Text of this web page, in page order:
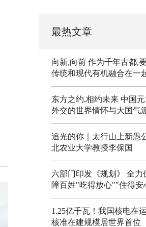
最热文章
向新,向前 作为千年古都,
传统和现代有机融合在一
东方之约,相约未来 中国
外交的世界情怀与大国气
追光的你｜太行山上新愚
北农业大学教授李保国
六部门印发《规划》 全力
障百姓"吃得放心""住得安
1.25亿千瓦！我国核电在
核准在建规模居世界首位